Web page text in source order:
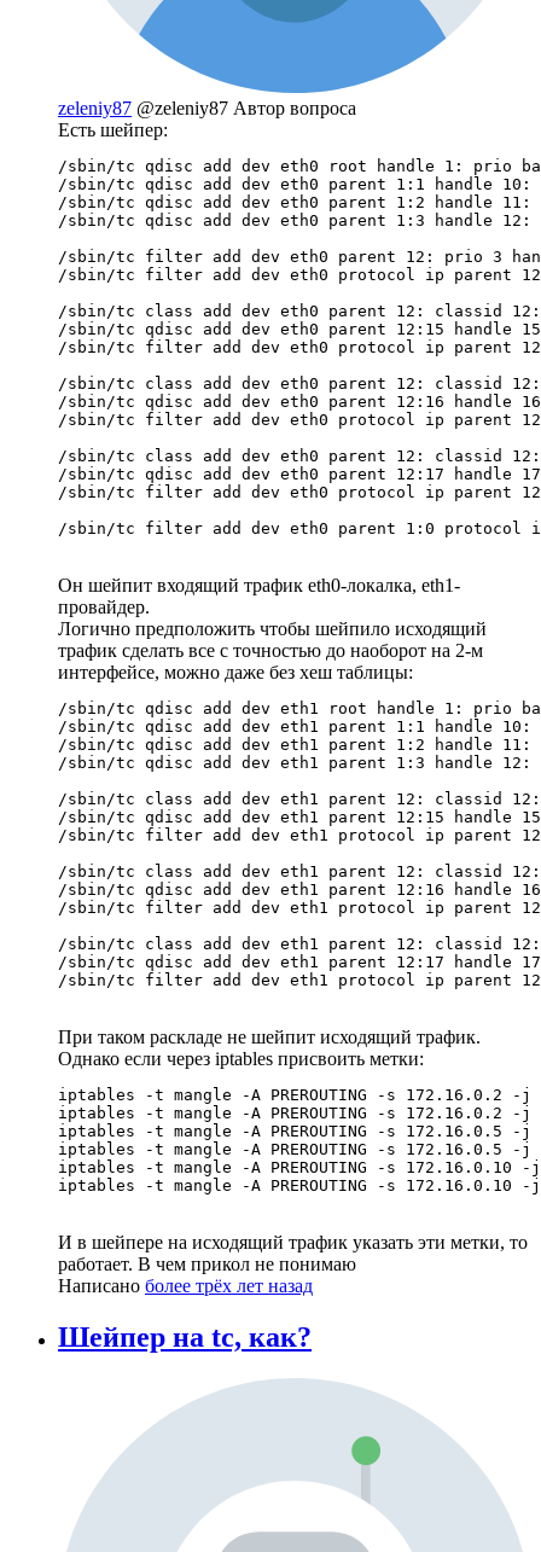
zeleniy87 @zeleniy87 Автор вопроса
Есть шейпер:
/sbin/tc qdisc add dev eth0 root handle 1: prio
/sbin/tc qdisc add dev eth0 parent 1:1 handle
/sbin/tc qdisc add dev eth0 parent 1:2 handle
/sbin/tc qdisc add dev eth0 parent 1:3 handle
/sbin/tc filter add dev eth0 parent 12: prio 3
/sbin/tc filter add dev eth0 protocol ip parent
/sbin/tc class add dev eth0 parent 12: classid
/sbin/tc qdisc add dev eth0 parent 12:15 handle
/sbin/tc filter add dev eth0 protocol ip parent
/sbin/tc class add dev eth0 parent 12: classid
/sbin/tc qdisc add dev eth0 parent 12:16 handle
/sbin/tc filter add dev eth0 protocol ip parent
/sbin/tc class add dev eth0 parent 12: classid
/sbin/tc qdisc add dev eth0 parent 12:17 handle
/sbin/tc filter add dev eth0 protocol ip parent
Он шейпит входящий трафик eth0-локалка, eth1-
провайдер.
Логично предположить чтобы шейпило исходящий
трафик сделать все с точностью до наоборот на 2-м
интерфейсе, можно даже без хеш таблицы:
/sbin/tc qdisc add dev eth1 root handle 1: prio
/sbin/tc qdisc add dev eth1 parent 1:1 handle
/sbin/tc qdisc add dev eth1 parent 1:2 handle
/sbin/tc qdisc add dev eth1 parent 1:3 handle
/sbin/tc class add dev eth1 parent 12: classid
/sbin/tc qdisc add dev eth1 parent 12:15 handle
/sbin/tc filter add dev eth1 protocol ip parent
/sbin/tc class add dev eth1 parent 12: classid
/sbin/tc qdisc add dev eth1 parent 12:16 handle
/sbin/tc filter add dev eth1 protocol ip parent
/sbin/tc class add dev eth1 parent 12: classid
/sbin/tc qdisc add dev eth1 parent 12:17 handle
При таком раскладе не шейпит исходящий трафик.
Однако если через iptables присвоить метки:
iptables -t mangle -A PREROUTING -s 172.16.0.2 -j
iptables -t mangle -A PREROUTING -s 172.16.0.2 -j
iptables -t mangle -A PREROUTING -s 172.16.0.5 -j
iptables -t mangle -A PREROUTING -s 172.16.0.5 -j
iptables -t mangle -A PREROUTING -s 172.16.0.10 -
И в шейпере на исходящий трафик указать эти метки, то
работает. В чем прикол не понимаю
Написано более трёх лет назад
Шейпер на tc, как?